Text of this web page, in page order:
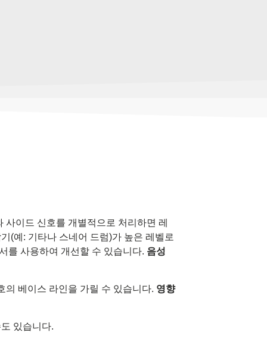
사이드 신호를 개별적으로 처리하면 레
(예: 기타나 스네어 드럼)가 높은 레벨로
를 사용하여 개선할 수 있습니다. 음성
의 베이스 라인을 가릴 수 있습니다. 영향
있습니다.